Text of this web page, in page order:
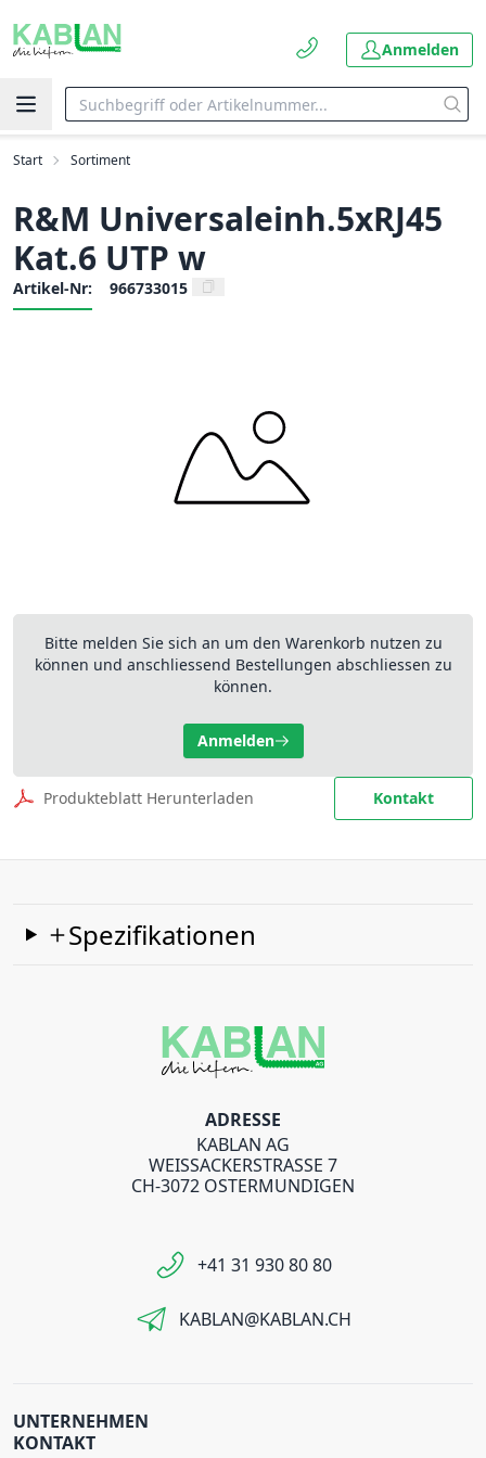
Anmelden
Start Sortiment
R&M Universaleinh.5xRJ45
Kat.6 UTP w
Artikel-Nr: 966733015
Bitte melden Sie sich an um den Warenkorb nutzen zu
können und anschliessend Bestellungen abschliessen zu
können.
Anmelden
Produkteblatt Herunterladen Kontakt
Spezifikationen
ADRESSE
KABLAN AG
WEISSACKERSTRASSE 7
CH-3072 OSTERMUNDIGEN
+41 31 930 80 80
KABLAN@KABLAN.CH
UNTERNEHMEN
KONTAKT